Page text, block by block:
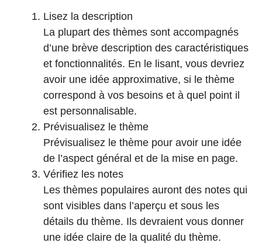
Lisez la description
La plupart des thèmes sont accompagnés
d’une brève description des caractéristiques
et fonctionnalités. En le lisant, vous devriez
avoir une idée approximative, si le thème
correspond à vos besoins et à quel point il
est personnalisable.
Prévisualisez le thème
Prévisualisez le thème pour avoir une idée
de l’aspect général et de la mise en page.
Vérifiez les notes
Les thèmes populaires auront des notes qui
sont visibles dans l’aperçu et sous les
détails du thème. Ils devraient vous donner
une idée claire de la qualité du thème.